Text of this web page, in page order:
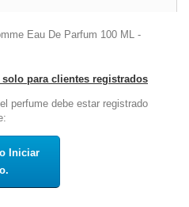
Eau De Parfum 100 ML -
para clientes registrados
perfume debe estar registrado
Iniciar